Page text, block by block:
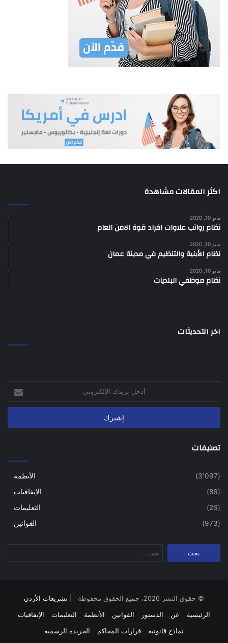
اكثر المقالات مشاهدة
مايو 10, 2020
نظام رواتب علاوات افراد قوة الامن العام
مايو 10, 2020
نظام الأبنية والتنظيم في مدينة عمان
مايو 10, 2020
نظام موظفي البلديات
اخر التحديثات
الإلكتروني
تصنيفات
الأنظمة
(3٬097)
الإتفاقيات
(86)
التعليمات
(26)
القوانين
(973)
© حقوق النشر 2026، جميع الحقوق محفوظة |
تشريعات الأردن
الرئيسية
عن الدستور القوانين الأنظمة التعليمات
الإتفاقيات
نماذج قانونية
قرارات المحاكم الجريدة الرسمية